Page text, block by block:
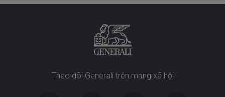
Theo dõi Generali trên mạng xã hội